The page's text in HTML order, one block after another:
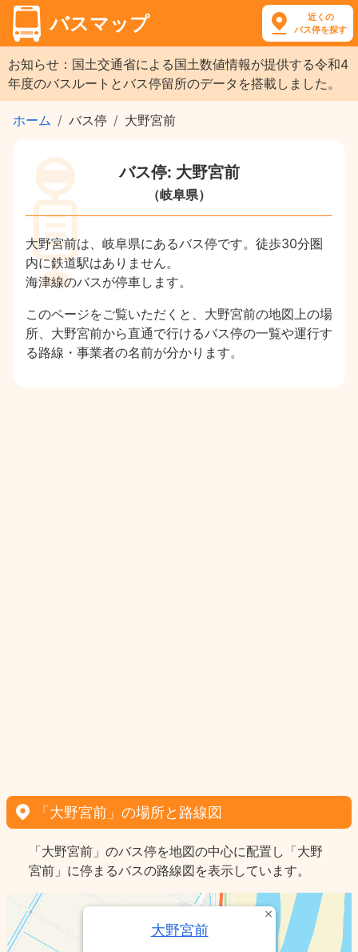
バスマップ
近くの
バス停を探す
お知らせ：国土交通省による国土数値情報が提供する令和4
年度のバスルートとバス停留所のデータを搭載しました。
ホーム バス停 大野宮前
バス停: 大野宮前
（岐阜県）
大野宮前は、岐阜県にあるバス停です。徒歩30分圏
内に鉄道駅はありません。
海津線のバスが停車します。
このページをご覧いただくと、大野宮前の地図上の場
所、大野宮前から直通で行けるバス停の一覧や運行す
る路線・事業者の名前が分かります。
「大野宮前」の場所と路線図
「大野宮前」のバス停を地図の中心に配置し「大野
宮前」に停まるバスの路線図を表示しています。
大野宮前